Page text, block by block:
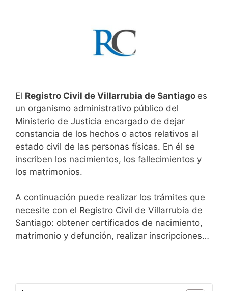
El Registro Civil de Villarrubia de Santiago es
un organismo administrativo público del
Ministerio de Justicia encargado de dejar
constancia de los hechos o actos relativos al
estado civil de las personas físicas. En él se
inscriben los nacimientos, los fallecimientos y
los matrimonios.
A continuación puede realizar los trámites que
necesite con el Registro Civil de Villarrubia de
Santiago: obtener certificados de nacimiento,
matrimonio y defunción, realizar inscripciones…